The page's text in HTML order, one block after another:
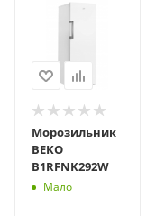
Морозильник
BEKO
B1RFNK292W
Мало